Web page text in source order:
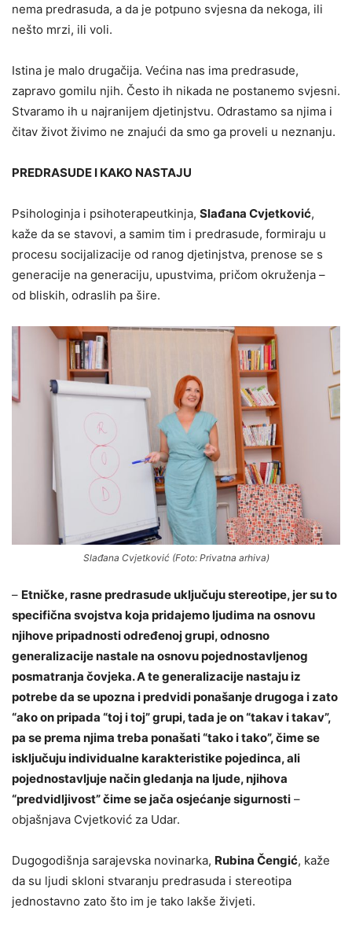
nema predrasuda, a da je potpuno svjesna da nekoga, ili
nešto mrzi, ili voli.
Istina je malo drugačija. Većina nas ima predrasude,
zapravo gomilu njih. Često ih nikada ne postanemo svjesni.
Stvaramo ih u najranijem djetinjstvu. Odrastamo sa njima i
čitav život živimo ne znajući da smo ga proveli u neznanju.
PREDRASUDE I KAKO NASTAJU
Psihologinja i psihoterapeutkinja, Slađana Cvjetković,
kaže da se stavovi, a samim tim i predrasude, formiraju u
procesu socijalizacije od ranog djetinjstva, prenose se s
generacije na generaciju, upustvima, pričom okruženja –
od bliskih, odraslih pa šire.
Slađana Cvjetković (Foto: Privatna arhiva)
– Etničke, rasne predrasude uključuju stereotipe, jer su to
specifična svojstva koja pridajemo ljudima na osnovu
njihove pripadnosti određenoj grupi, odnosno
generalizacije nastale na osnovu pojednostavljenog
posmatranja čovjeka. A te generalizacije nastaju iz
potrebe da se upozna i predvidi ponašanje drugoga i zato
“ako on pripada “toj i toj” grupi, tada je on “takav i takav”,
pa se prema njima treba ponašati “tako i tako”, čime se
isključuju individualne karakteristike pojedinca, ali
pojednostavljuje način gledanja na ljude, njihova
“predvidljivost” čime se jača osjećanje sigurnosti –
objašnjava Cvjetković za Udar.
Dugogodišnja sarajevska novinarka, Rubina Čengić, kaže
da su ljudi skloni stvaranju predrasuda i stereotipa
jednostavno zato što im je tako lakše živjeti.